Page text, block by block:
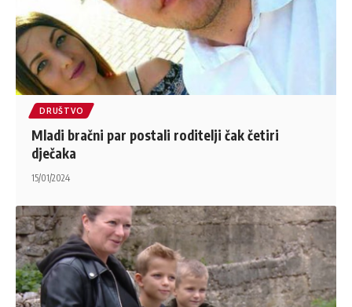
DRUŠTVO
Mladi bračni par postali roditelji čak četiri
dječaka
15/01/2024